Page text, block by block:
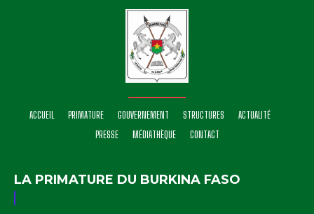
ACCUEIL PRIMATURE GOUVERNEMENT STRUCTURES
ACTUALITÉ
PRESSE
MÉDIATHÈQUE CONTACT
LA PRIMATURE DU BURKINA FASO